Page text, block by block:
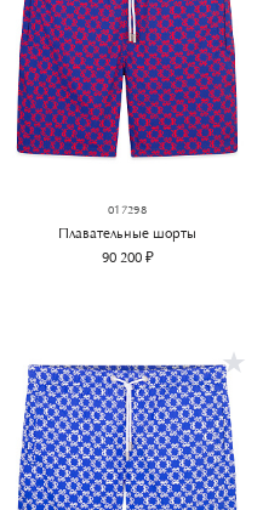
017298
Плавательные шорты
90 200 ₽